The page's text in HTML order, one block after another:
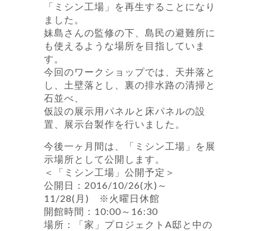
「ミシン工場」を再生することになり
ました。
妹島さんの監修の下、島民の避難所に
も使えるような場所を目指していま
す。
今回のワークショップでは、天井落と
し、土壁落とし、裏の排水路の清掃と
石並べ、
仮設の展示用パネルと床パネルの設
置、展示台製作を行いました。
今後一ヶ月間は、「ミシン工場」を展
示場所として公開します。
＜「ミシン工場」公開予定＞
公開日：2016/10/26(水)～
11/28(月) ※火曜日休館
開館時間：10:00～16:30
場所：「家」プロジェクトA邸と中の